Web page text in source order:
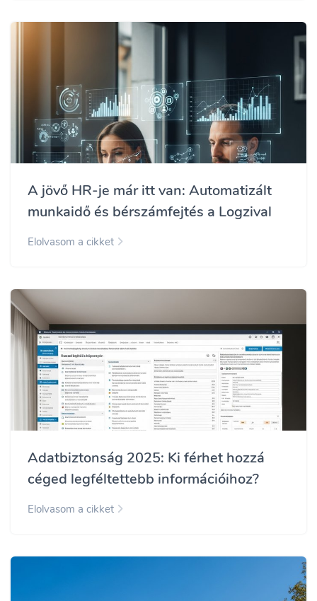
A jövő HR-je már itt van: Automatizált
munkaidő és bérszámfejtés a Logzival
Elolvasom a cikket
Adatbiztonság 2025: Ki férhet hozzá
céged legféltettebb információihoz?
Elolvasom a cikket